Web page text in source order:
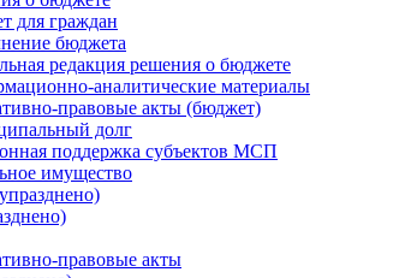
для граждан
бюджета
редакция решения о бюджете
аналитические материалы
правовые акты (бюджет)
долг
поддержка субъектов МСП
имущество
правовые акты